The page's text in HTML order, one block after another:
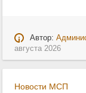
Автор:
августа 2026
Новости МСП